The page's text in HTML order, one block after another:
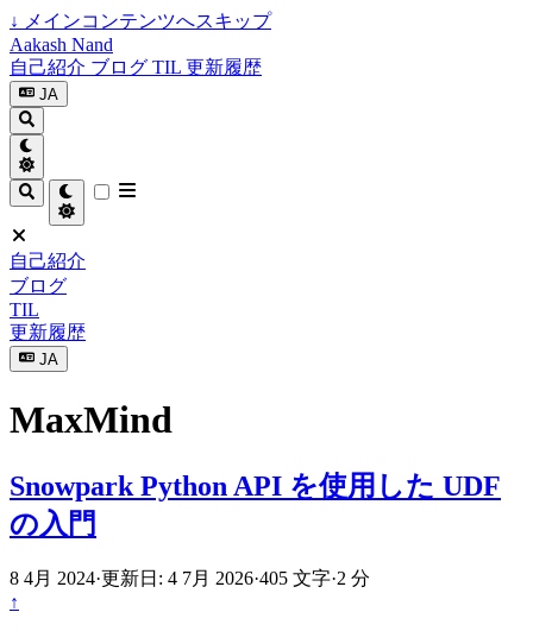
↓ メインコンテンツへスキップ
Aakash Nand
自己紹介 ブログ TIL 更新履歴
JA
自己紹介
ブログ
TIL
更新履歴
JA
MaxMind
Snowpark Python API を使用した UDF
の入門
8 4月 2024·更新日: 4 7月 2026·405 文字·2 分
↑